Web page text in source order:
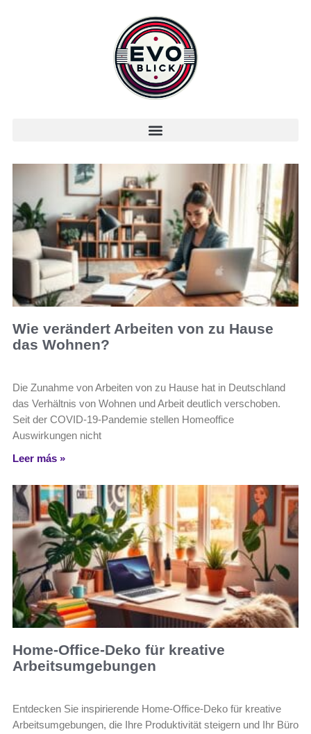
Wie verändert Arbeiten von zu Hause
das Wohnen?
Die Zunahme von Arbeiten von zu Hause hat in Deutschland
das Verhältnis von Wohnen und Arbeit deutlich verschoben.
Seit der COVID-19-Pandemie stellen Homeoffice
Auswirkungen nicht
Leer más »
Home-Office-Deko für kreative
Arbeitsumgebungen
Entdecken Sie inspirierende Home-Office-Deko für kreative
Arbeitsumgebungen, die Ihre Produktivität steigern und Ihr Büro